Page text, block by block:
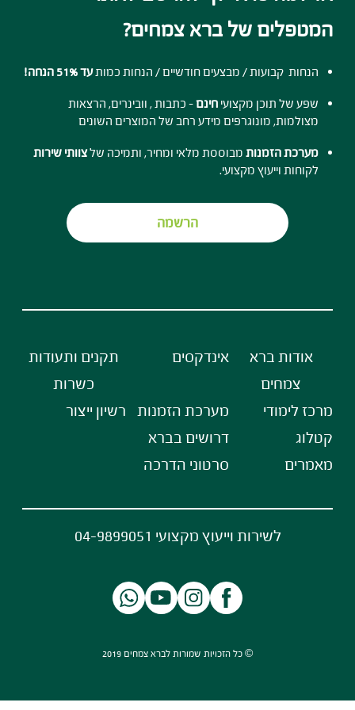
המטפלים של ברא צמחים?
הנחות קבועות / מבצעים חודשיים / הנחות כמותעד 51% הנחה!
שפע של תוכן מקצועיחינם- כתבות , וובינרים, הרצאות
מצולמות, מונוגרפים מידע רחב של המוצרים השונים
מערכת הזמנות מבוססת מלאי ומחיר, ותמיכה שלצוותי שירות
לקוחות וייעוץ מקצועי.
הרשמה
אודות ברא
צמחים
מרכז לימודי
קטלוג
מאמרים
אינדקסים
מערכת הזמנות
דרושים בברא
סרטוני הדרכה
תקנים ותעודות
כשרות
רשיון ייצור
לשירות וייעוץ מקצועי 04-9899051
© כל הזכויות שמורות לברא צמחים 2019